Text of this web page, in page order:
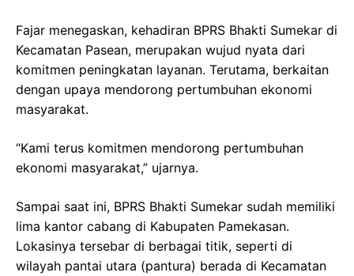
Fajar menegaskan, kehadiran BPRS Bhakti Sumekar di
Kecamatan Pasean, merupakan wujud nyata dari
komitmen peningkatan layanan. Terutama, berkaitan
dengan upaya mendorong pertumbuhan ekonomi
masyarakat.
“Kami terus komitmen mendorong pertumbuhan
ekonomi masyarakat,” ujarnya.
Sampai saat ini, BPRS Bhakti Sumekar sudah memiliki
lima kantor cabang di Kabupaten Pamekasan.
Lokasinya tersebar di berbagai titik, seperti di
wilayah pantai utara (pantura) berada di Kecamatan